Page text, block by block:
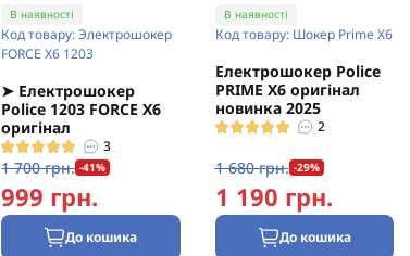
В наявності
Код товару: Электрошокер
FORCE X6 1203
➤ Електрошокер
Police 1203 FORCE X6
оригінал
3
1 700 грн. -41%
999 грн.
До кошика
В наявності
Код товару: Шокер Prime X6
Електрошокер Police
PRIME X6 оригінал
новинка 2025
2
1 680 грн. -29%
1 190 грн.
До кошика